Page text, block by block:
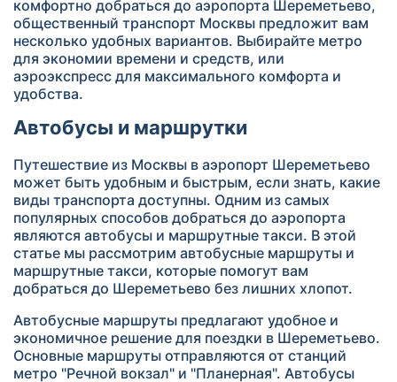
комфортно добраться до аэропорта Шереметьево,
общественный транспорт Москвы предложит вам
несколько удобных вариантов. Выбирайте метро
для экономии времени и средств, или
аэроэкспресс для максимального комфорта и
удобства.
Автобусы и маршрутки
Путешествие из Москвы в аэропорт Шереметьево
может быть удобным и быстрым, если знать, какие
виды транспорта доступны. Одним из самых
популярных способов добраться до аэропорта
являются автобусы и маршрутные такси. В этой
статье мы рассмотрим автобусные маршруты и
маршрутные такси, которые помогут вам
добраться до Шереметьево без лишних хлопот.
Автобусные маршруты предлагают удобное и
экономичное решение для поездки в Шереметьево.
Основные маршруты отправляются от станций
метро "Речной вокзал" и "Планерная". Автобусы